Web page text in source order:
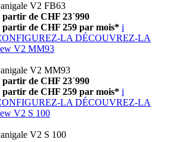
V2 FB63
partir de CHF 23´990
partir de CHF 259 par mois* i
LA DÉCOUVREZ-LA
V2 MM93
V2 MM93
partir de CHF 23´990
partir de CHF 259 par mois* i
LA DÉCOUVREZ-LA
V2 S 100
V2 S 100